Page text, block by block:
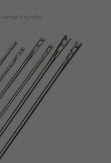
i-enkelt synålar